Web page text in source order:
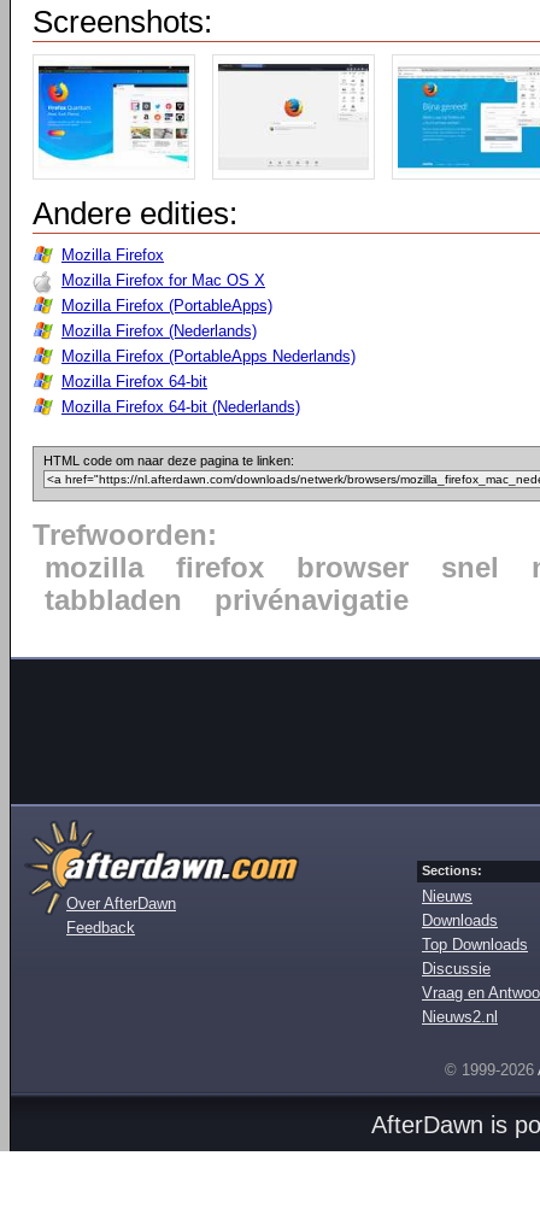
Screenshots:
Andere edities:
Mozilla Firefox
Mozilla Firefox for Mac OS X
Mozilla Firefox (PortableApps)
Mozilla Firefox (Nederlands)
Mozilla Firefox (PortableApps Nederlands)
Mozilla Firefox 64-bit
Mozilla Firefox 64-bit (Nederlands)
HTML code om naar deze pagina te linken:
Trefwoorden:
mozilla
firefox browser snel
tabbladen
privénavigatie
Over AfterDawn
Feedback
Sections:
Nieuws
Downloads
Top Downloads
Discussie
Vraag en
Nieuws2.nl
© 1999-2026
AfterDawn is